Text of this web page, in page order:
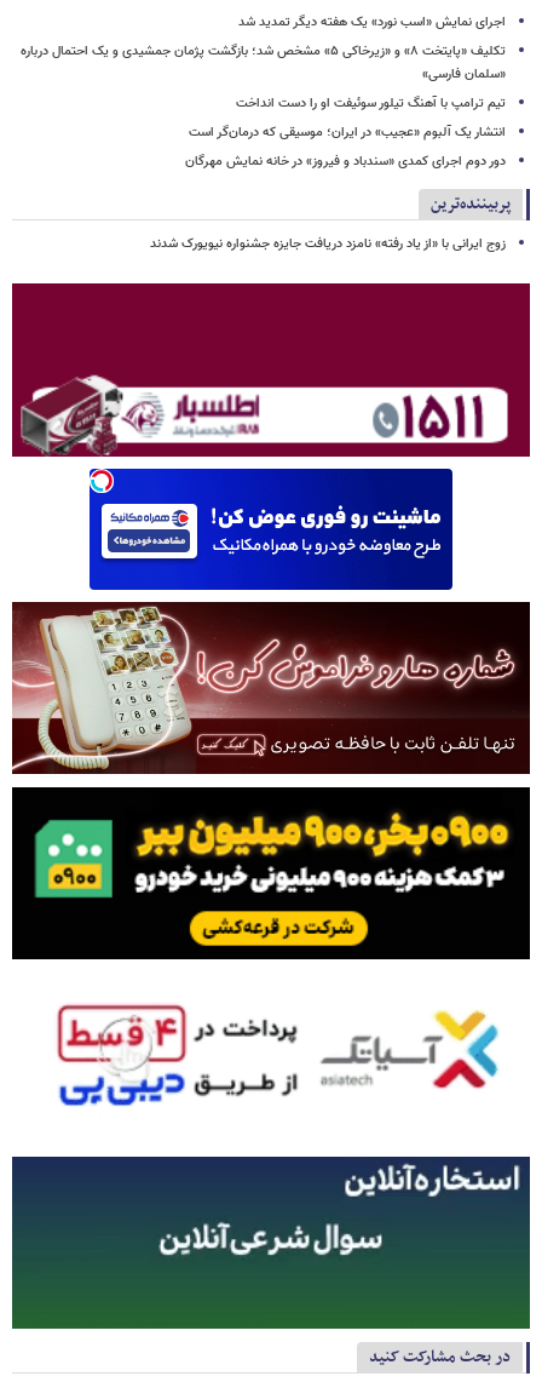
اجرای نمایش «اسب نورد» یک هفته دیگر تمدید شد
تکلیف «پایتخت ۸» و «زیرخاکی ۵» مشخص شد؛ بازگشت پژمان جمشیدی و یک احتمال درباره
«سلمان فارسی»
تیم ترامپ با آهنگ تیلور سوئیفت او را دست انداخت
انتشار یک آلبوم «عجیب» در ایران؛ موسیقی که درمان‌گر است
دور دوم اجرای کمدی «سندباد و فیروز» در خانه نمایش مهرگان
پربیننده‌ترین
زوج ایرانی با «از یاد رفته» نامزد دریافت جایزه جشنواره نیویورک شدند
در بحث مشارکت کنید